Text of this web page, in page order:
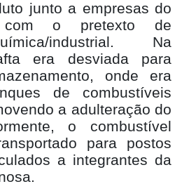
junto a empresas do
com o pretexto de
industrial. Na
era desviada para
onde era
de combustíveis
a adulteração do
o combustível
para postos
a integrantes da